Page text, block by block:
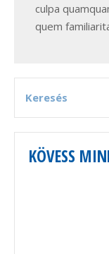
culpa
quem
KÖVESS